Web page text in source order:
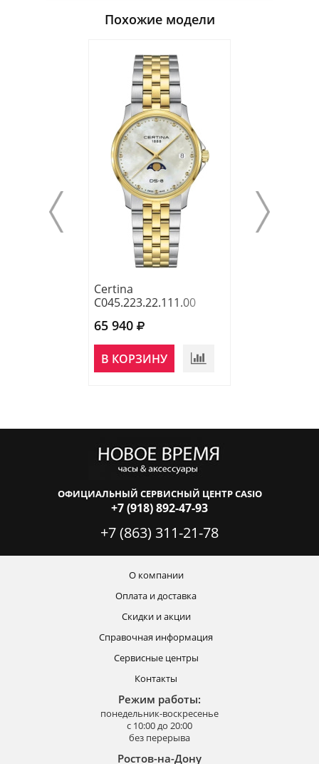
Похожие модели
Certina
C045.223.22.111.00
65 940
В КОРЗИНУ
ОФИЦИАЛЬНЫЙ СЕРВИСНЫЙ ЦЕНТР CASIO
+7 (918) 892-47-93
+7 (863) 311-21-78
О компании
Оплата и доставка
Скидки и акции
Справочная информация
Сервисные центры
Контакты
Режим работы:
понедельник-воскресенье
с 10:00 до 20:00
без перерыва
Ростов-на-Дону